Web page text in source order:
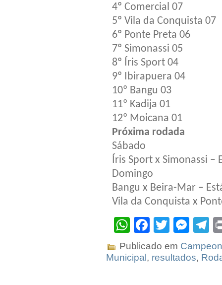
4º Comercial 07
5º Vila da Conquista 07
6º Ponte Preta 06
7º Simonassi 05
8º Íris Sport 04
9º Ibirapuera 04
10º Bangu 03
11º Kadija 01
12º Moicana 01
Próxima rodada
Sábado
Íris Sport x Simonassi –
Domingo
Bangu x Beira-Mar –
Vila da Conquista x
WhatsApp
Facebook
Twitter
Publicado em
Municipal , resultados,